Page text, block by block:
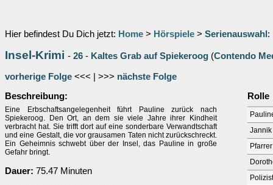
Hier befindest Du Dich jetzt: Home > Hörspiele > Serienauswahl :
Insel-Krimi - 26 - Kaltes Grab auf Spiekeroog (Contendo
vorherige Folge <<< | >>> nächste Folge
Beschreibung:
Eine Erbschaftsangelegenheit führt Pauline zurück nach
Spiekeroog. Den Ort, an dem sie viele Jahre ihrer Kindheit
verbracht hat. Sie trifft dort auf eine sonderbare Verwandtschaft
und eine Gestalt, die vor grausamen Taten nicht zurückschreckt.
Ein Geheimnis schwebt über der Insel, das Pauline in große
Gefahr bringt.
Dauer: 75.47 Minuten
Rolle